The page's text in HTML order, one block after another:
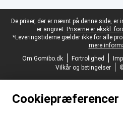
Juridisk fodtekst
De priser, der er nævnt på denne side,
er angivet. Priserne er ekskl.
*Leveringstiderne gælder ikke for alle
mere
Om Gomibo.dk
Fortrolighed
Vilkår og betingelser
Cookiepræferencer